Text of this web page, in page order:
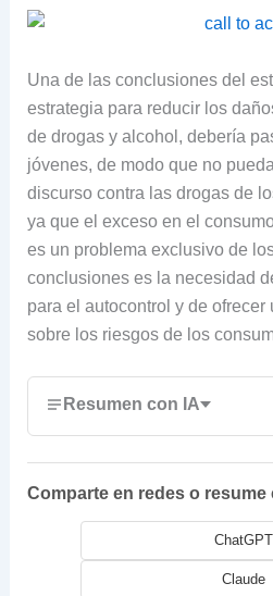
Una de las conclusiones del
estrategia para reducir los
de drogas y alcohol, debería
jóvenes, de modo que no
discurso contra las drogas de
ya que el exceso en el
es un problema exclusivo de
conclusiones es la necesidad
para el autocontrol y de ofrecer
sobre los riesgos de los
Resumen con IA
Comparte en redes o resume
ChatGPT
Claude